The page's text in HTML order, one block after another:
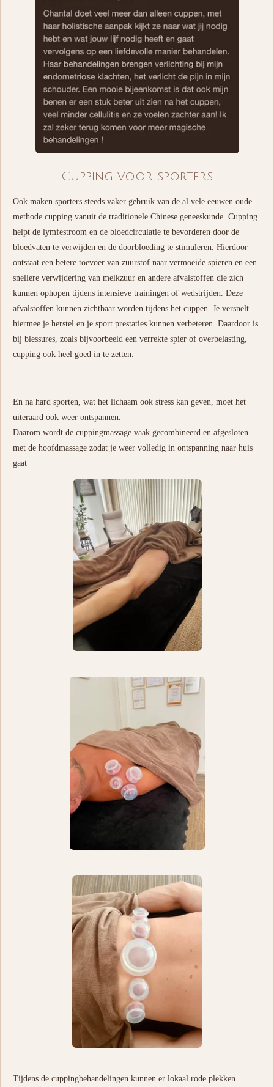
Cupping voor sporters
Ook maken sporters steeds vaker gebruik van de al vele eeuwen oude
methode cupping vanuit de traditionele Chinese geneeskunde. Cupping
helpt de lymfestroom en de bloedcirculatie te bevorderen door de
bloedvaten te verwijden en de doorbloeding te stimuleren. Hierdoor
ontstaat een betere toevoer van zuurstof naar vermoeide spieren en een
snellere verwijdering van melkzuur en andere afvalstoffen die zich
kunnen ophopen tijdens intensieve trainingen of wedstrijden. Deze
afvalstoffen kunnen zichtbaar worden tijdens het cuppen. Je versnelt
hiermee je herstel en je sport prestaties kunnen verbeteren. Daardoor is
bij blessures, zoals bijvoorbeeld een verrekte spier of overbelasting,
cupping ook heel goed in te zetten.
En na hard sporten, wat het lichaam ook stress kan geven, moet het
uiteraard ook weer ontspannen.
Daarom wordt de cuppingmassage vaak gecombineerd en afgesloten
met de hoofdmassage zodat je weer volledig in ontspanning naar huis
gaat
Tijdens de cuppingbehandelingen kunnen er lokaal rode plekken